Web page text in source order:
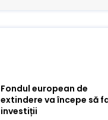
Fondul european de
extindere va începe să
investiții